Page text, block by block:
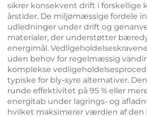
sikrer konsekvent drift i forskellige
årstider. De miljømæssige fordele
udledninger under drift og
materialer, der understøtter
energimål.
uden behov for regelmæssig
komplekse
typiske for bly-syre alternativer.
runde effektivitet på 95 % eller
energitab under lagrings- og
hvilket maksimerer værdien af den